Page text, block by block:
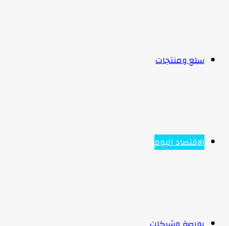
سلع ومنتجات
الاقتصاد اليوم